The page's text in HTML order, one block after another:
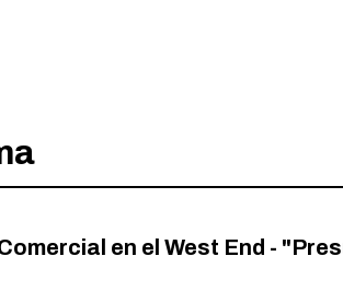
en el West End -